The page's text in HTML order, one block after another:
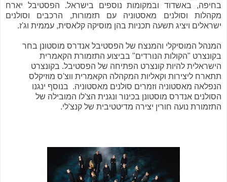
בחיפה, באשדוד ובמקומות נוספים בישראל. הפסטיבל יארח
מקהלות וסולנים מאסטוניה עם תזמורות, הרכבים וסולנים
ישראלים ויציג תשעה תכניות בהן מוסיקה קלאסית, עממית וג'ז.
המנהל המוסיקלי והמנצח של הפסטיבל אנדרס מוסטונן בחר
בקונצרט "הקולות הנורדים" בביצוע התזמורת הקאמרית
הישראלית להיות קונצרט הפתיחה של הפסטיבל. בקונצרט
תתארח ליצירות וקאליות המקהלה הקאמרית ווצ'ס מוזיקלס
הנפלאה מאסטוניה וזמרים סולנים מאסטוניה. בנוסף ינגנו
הסולנים אנדרס מוסטונן בכינור ונגנית הצ'לו המובילה של
התזמורת נועה חורין יצירה מדיטטיבית של קנצ'לי.